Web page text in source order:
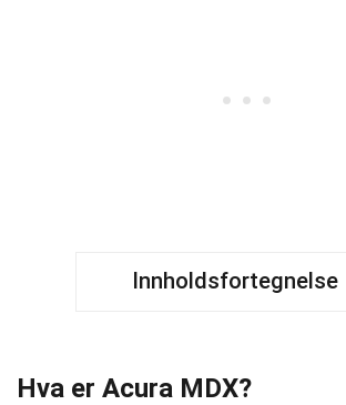
Innholdsfortegnelse
Hva er Acura MDX?